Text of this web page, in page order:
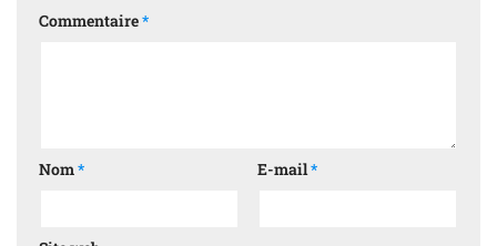
Commentaire*
Nom* E-mail*